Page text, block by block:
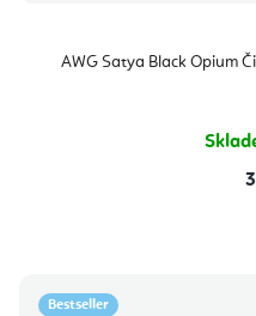
AWG Satya Black Opium
Bestseller